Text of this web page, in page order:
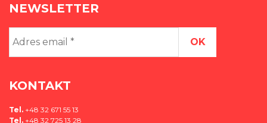
NEWSLETTER
email
*
KONTAKT
Tel. +48 32 671 55 13
Tel. +48 32 725 13 28